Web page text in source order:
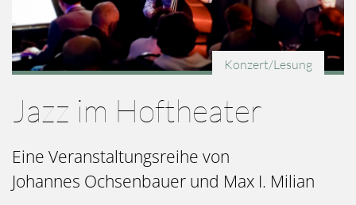
Konzert/Lesung
Jazz im Hoftheater
Eine Veranstaltungsreihe von
Johannes Ochsenbauer und Max I. Milian